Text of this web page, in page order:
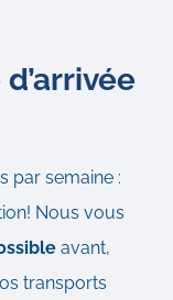
par semaine :
Nous vous
avant,
transports